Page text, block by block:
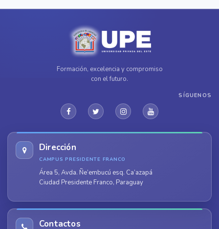
Formación, excelencia y compromiso
con el futuro.
SÍGUENOS
Dirección
CAMPUS PRESIDENTE FRANCO
Área 5, Avda. Ñe’embucú esq. Ca’azapá
Ciudad Presidente Franco, Paraguay
Contactos